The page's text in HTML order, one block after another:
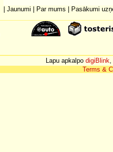
Jaunumi Par mums Pasākumi
Lapu apkalpo digiBlink,
Terms &